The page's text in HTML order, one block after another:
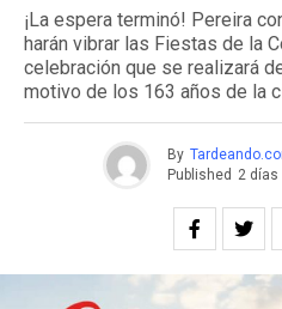
¡La espera terminó! Pereira
harán vibrar las Fiestas de la
celebración que se realizará
motivo de los 163 años de la
By
Published 2 días